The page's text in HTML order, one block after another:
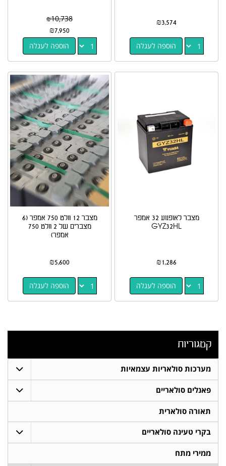
₪3,574
הוספה לעגלה
₪10,738
₪7,950
הוספה לעגלה
מצבר לאופנוע 32 אמפר
GYZ32HL
₪1,286
הוספה לעגלה
מצבר 12 וולט 750 אמפר (6
מצברים של 2 וולט 750
אמפר)
₪5,600
הוספה לעגלה
קטגוריות
מערכות סולאריות עצמאיות
פאנלים סולאריים
תאורה סולארית
בקרי טעינה סולאריים
ממירי מתח